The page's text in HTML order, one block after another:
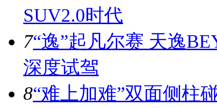
SUV2.0时代
7“逸”起凡尔赛 天逸
深度试驾
8“难上加难”双面侧柱